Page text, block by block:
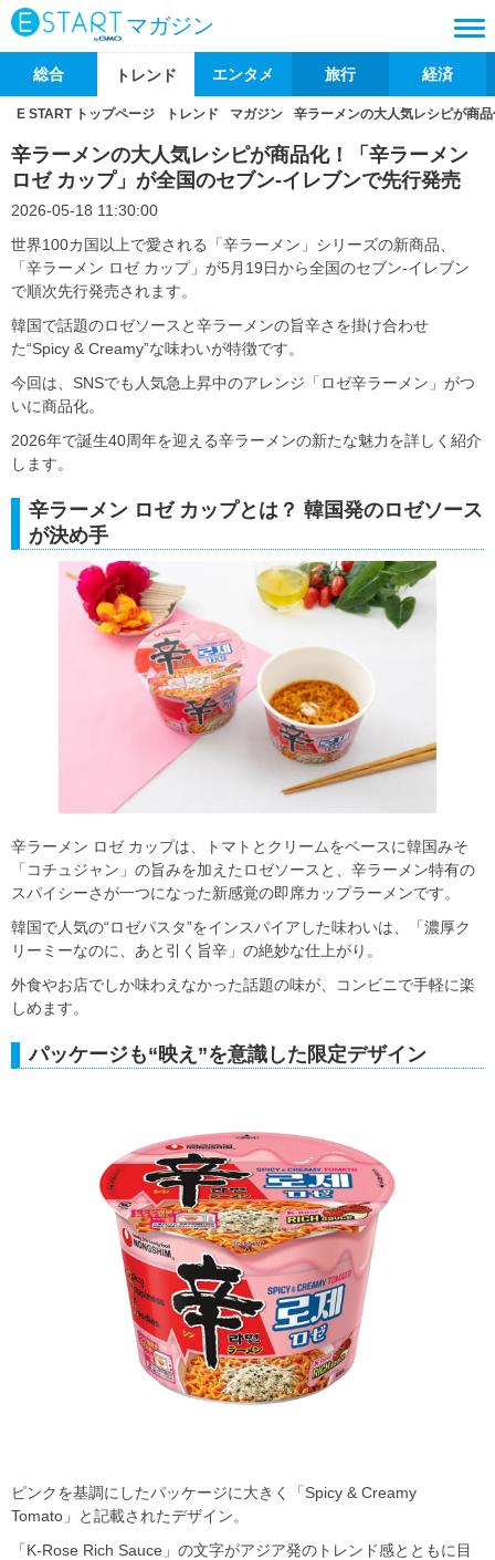
マガジン
総合 トレンド エンタメ 旅行 経済
E START トップページ トレンド マガジン 辛ラーメンの大人気レシピが商
辛ラーメンの大人気レシピが商品化！「辛ラーメン
ロゼ カップ」が全国のセブン-イレブンで先行発売
2026-05-18 11:30:00
世界100カ国以上で愛される「辛ラーメン」シリーズの新商品、
「辛ラーメン ロゼ カップ」が5月19日から全国のセブン‐イレブン
で順次先行発売されます。
韓国で話題のロゼソースと辛ラーメンの旨辛さを掛け合わせ
た“Spicy & Creamy”な味わいが特徴です。
今回は、SNSでも人気急上昇中のアレンジ「ロゼ辛ラーメン」がつ
いに商品化。
2026年で誕生40周年を迎える辛ラーメンの新たな魅力を詳しく紹介
します。
辛ラーメン ロゼ カップとは？ 韓国発のロゼソース
が決め手
辛ラーメン ロゼ カップは、トマトとクリームをベースに韓国みそ
「コチュジャン」の旨みを加えたロゼソースと、辛ラーメン特有の
スパイシーさが一つになった新感覚の即席カップラーメンです。
韓国で人気の“ロゼパスタ”をインスパイアした味わいは、「濃厚ク
リーミーなのに、あと引く旨辛」の絶妙な仕上がり。
外食やお店でしか味わえなかった話題の味が、コンビニで手軽に楽
しめます。
パッケージも“映え”を意識した限定デザイン
ピンクを基調にしたパッケージに大きく「Spicy & Creamy
Tomato」と記載されたデザイン。
「K-Rose Rich Sauce」の文字がアジア発のトレンド感とともに目